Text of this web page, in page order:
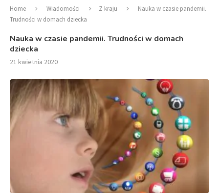
Home Wiadomości Z kraju
Nauka w czasie pandemii.
Trudności w domach dziecka
Nauka w czasie pandemii. Trudności w domach
dziecka
21 kwietnia 2020